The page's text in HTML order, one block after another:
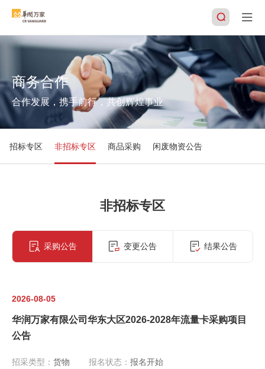
搜索
商务合作
合作发展，携手前行，共创辉煌事业
招标专区 非招标专区 商品采购 闲废物资公告
非招标专区
采购公告 变更公告 结果公告
2026-08-05
华润万家有限公司华东大区2026-2028年流量卡采购项目
公告
招采类型： 货物 报名状态： 报名开始